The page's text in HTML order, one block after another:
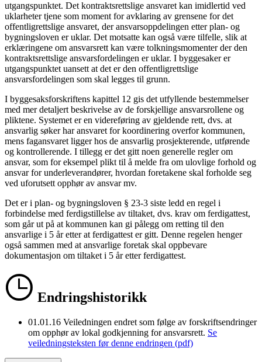
utgangspunktet. Det kontraktsrettslige ansvaret kan imidlertid ved
uklarheter tjene som moment for avklaring av grensene for det
offentligrettslige ansvaret, der ansvarsoppdelingen etter plan- og
bygningsloven er uklar. Det motsatte kan også være tilfelle, slik at
erklæringene om ansvarsrett kan være tolkningsmomenter der den
kontraktsrettslige ansvarsfordelingen er uklar. I byggesaker er
utgangspunktet uansett at det er den offentligrettslige
ansvarsfordelingen som skal legges til grunn.
I byggesaksforskriftens kapittel 12 gis det utfyllende bestemmelser
med mer detaljert beskrivelse av de forskjellige ansvarsrollene og
pliktene. Systemet er en videreføring av gjeldende rett, dvs. at
ansvarlig søker har ansvaret for koordinering overfor kommunen,
mens fagansvaret ligger hos de ansvarlig prosjekterende, utførende
og kontrollerende. I tillegg er det gitt noen generelle regler om
ansvar, som for eksempel plikt til å melde fra om ulovlige forhold og
ansvar for underleverandører, hvordan foretakene skal forholde seg
ved uforutsett opphør av ansvar mv.
Det er i plan- og bygningsloven § 23-3 siste ledd en regel i
forbindelse med ferdigstillelse av tiltaket, dvs. krav om ferdigattest,
som går ut på at kommunen kan gi pålegg om retting til den
ansvarlige i 5 år etter at ferdigattest er gitt. Denne regelen henger
også sammen med at ansvarlige foretak skal oppbevare
dokumentasjon om tiltaket i 5 år etter ferdigattest.
Endringshistorikk
01.01.16 Veiledningen endret som følge av forskriftsendringer
om opphør av lokal godkjenning for ansvarsrett. Se
veiledningsteksten før denne endringen (pdf)